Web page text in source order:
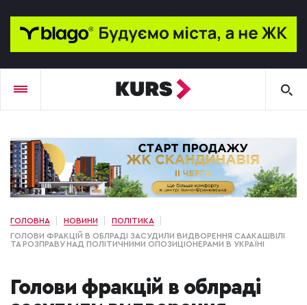
ГОЛОВНА НОВИНИ
ПОЛІТИКА
ГОЛОВИ ФРАКЦІЙ В ОБЛРАДІ ЗАСУДИЛИ ВИДВОРЕННЯ СААКАШВІЛІ
ТА РОЗПРАВУ НАД ПОЛІТИЧНИМИ ОПОЗИЦІОНЕРАМИ В УКРАЇНІ
Голови фракцій в облраді